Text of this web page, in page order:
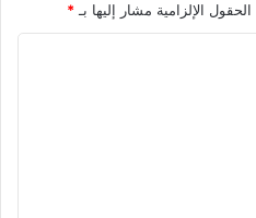
الحقول الإلزامية مشار إليها بـ *